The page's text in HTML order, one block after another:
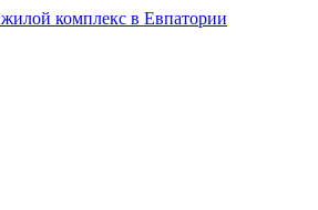
жилой комплекс в Евпатории